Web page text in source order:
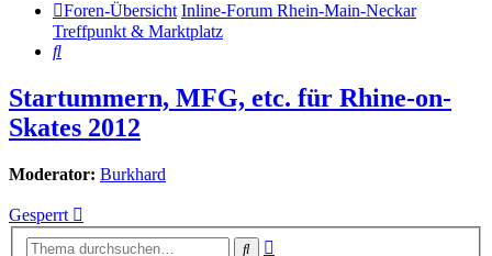
Foren-Übersicht Inline-Forum Rhein-Main-Neckar
Treffpunkt & Marktplatz
Suche
Startummern, MFG, etc. für Rhine-on-
Skates 2012
Moderator: Burkhard
Gesperrt
Suche